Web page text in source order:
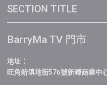
SECTION TITLE
BarryMa TV 門市
地址：
旺角新填地街576號新輝商業中